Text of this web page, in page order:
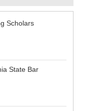
Scholars
State Bar